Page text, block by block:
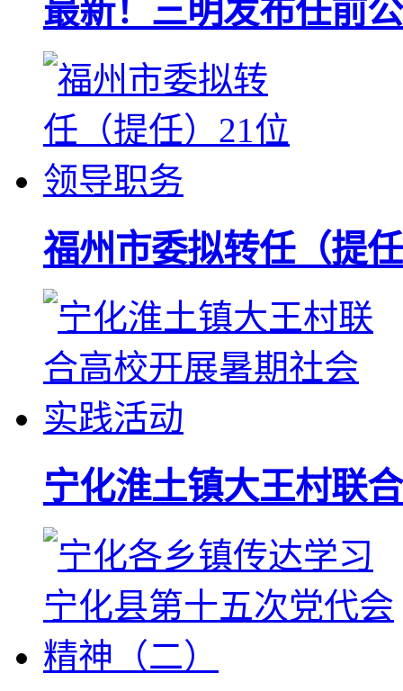
最新！三明发布任前
福州市委拟转任（提
宁化淮土镇大王村联